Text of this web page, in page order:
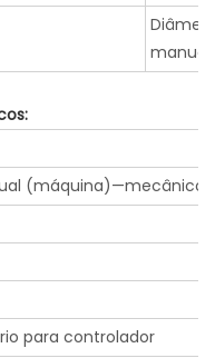
manual
(máquina)—mecânico
para controlador